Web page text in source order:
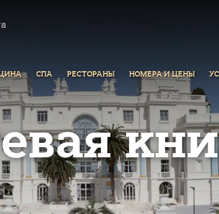
СПА РЕСТОРАНЫ НОМЕРА И ЦЕНЫ